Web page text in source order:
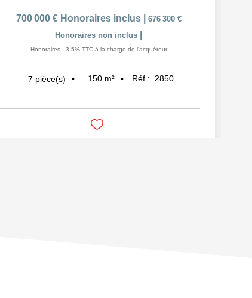
700 000 € Honoraires inclus
676 300 €
Honoraires non inclus
Honoraires : 3,5% TTC à la charge de l'acquéreur
7 pièce(s) 150 m² Réf : 2850